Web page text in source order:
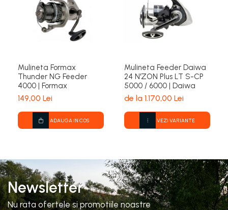
Mulineta Formax
Thunder NG Feeder
4000 | Formax
149,00 Lei
ADAUGA IN COS
Mulineta Feeder Daiwa
24 N'ZON Plus LT S-CP
5000 / 6000 | Daiwa
de la 1.170,00 Lei
VEZI VARIANTE
Newsletter
Nu rata ofertele si promotiile noastre